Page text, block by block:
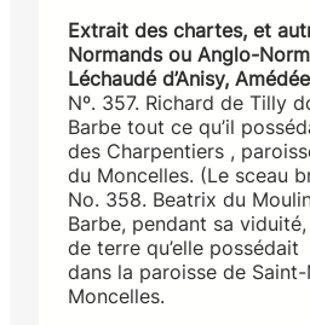
Extrait des chartes, et
Normands ou Anglo-
Léchaudé d’Anisy,
Nº. 357. Richard de Tilly
Barbe tout ce qu’il
des Charpentiers ,
du Moncelles. (Le sceau
No. 358. Beatrix du
Barbe, pen­dant sa
de terre qu’elle possédait
dans la paroisse de
Moncelles.